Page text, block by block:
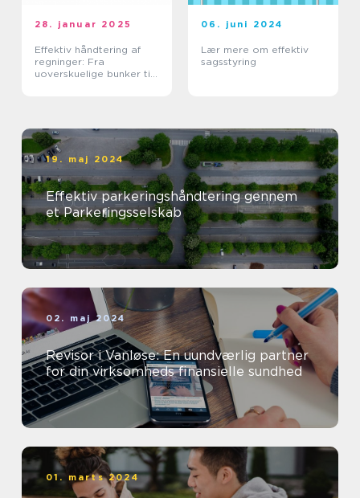
28. januar 2025
Effektiv håndtering af
regninger: Fra
uoverskuelige bunker til
06. juni 2024
Lær mere om effektiv
sagsstyring
19. maj 2024
Effektiv parkeringshåndtering gennem
et Parkeringsselskab
02. maj 2024
Revisor i Vanløse: En uundværlig partner
for din virksomheds finansielle sundhed
01. marts 2024